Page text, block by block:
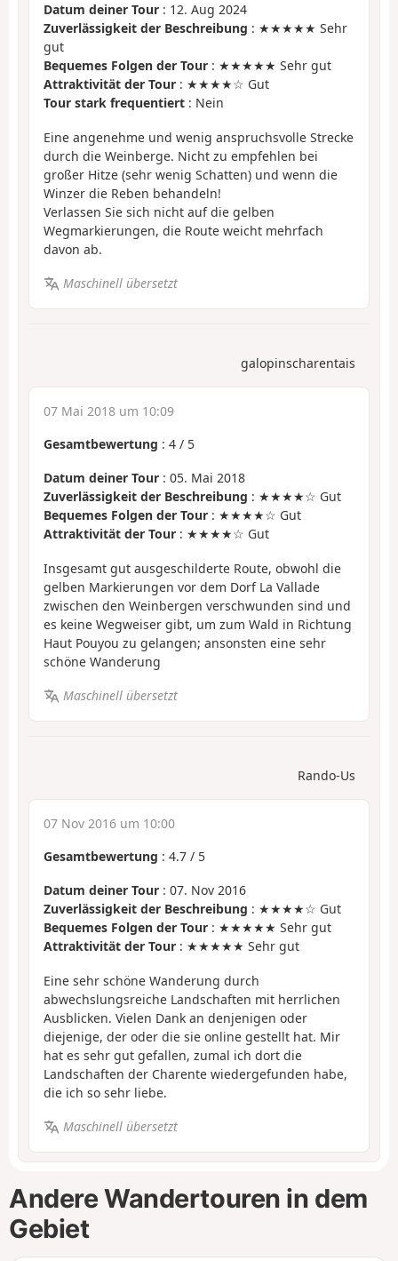
Datum deiner Tour : 12. Aug 2024
Zuverlässigkeit der Beschreibung : ★★★★★ Sehr
gut
Bequemes Folgen der Tour : ★★★★★ Sehr gut
Attraktivität der Tour : ★★★★☆ Gut
Tour stark frequentiert : Nein
Eine angenehme und wenig anspruchsvolle Strecke
durch die Weinberge. Nicht zu empfehlen bei
großer Hitze (sehr wenig Schatten) und wenn die
Winzer die Reben behandeln!
Verlassen Sie sich nicht auf die gelben
Wegmarkierungen, die Route weicht mehrfach
davon ab.
Maschinell übersetzt
galopinscharentais
07 Mai 2018 um 10:09
Gesamtbewertung : 4 / 5
Datum deiner Tour : 05. Mai 2018
Zuverlässigkeit der Beschreibung : ★★★★☆ Gut
Bequemes Folgen der Tour : ★★★★☆ Gut
Attraktivität der Tour : ★★★★☆ Gut
Insgesamt gut ausgeschilderte Route, obwohl die
gelben Markierungen vor dem Dorf La Vallade
zwischen den Weinbergen verschwunden sind und
es keine Wegweiser gibt, um zum Wald in Richtung
Haut Pouyou zu gelangen; ansonsten eine sehr
schöne Wanderung
Maschinell übersetzt
Rando-Us
07 Nov 2016 um 10:00
Gesamtbewertung : 4.7 / 5
Datum deiner Tour : 07. Nov 2016
Zuverlässigkeit der Beschreibung : ★★★★☆ Gut
Bequemes Folgen der Tour : ★★★★★ Sehr gut
Attraktivität der Tour : ★★★★★ Sehr gut
Eine sehr schöne Wanderung durch
abwechslungsreiche Landschaften mit herrlichen
Ausblicken. Vielen Dank an denjenigen oder
diejenige, der oder die sie online gestellt hat. Mir
hat es sehr gut gefallen, zumal ich dort die
Landschaften der Charente wiedergefunden habe,
die ich so sehr liebe.
Maschinell übersetzt
Andere Wandertouren in dem
Gebiet